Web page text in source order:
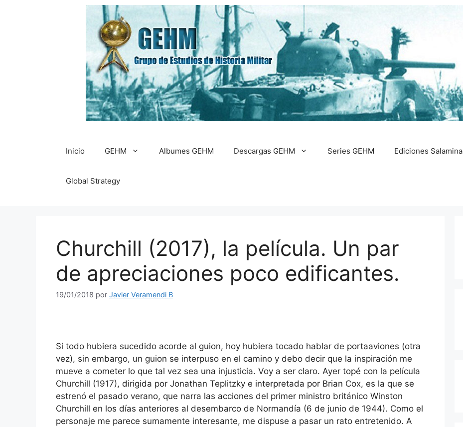
Inicio GEHM Albumes GEHM Descargas GEHM Series GEHM Ediciones Salamina
Global Strategy
Churchill (2017), la película. Un par
de apreciaciones poco edificantes.
19/01/2018 por Javier Veramendi B
Si todo hubiera sucedido acorde al guion, hoy hubiera tocado hablar de portaaviones (otra
vez), sin embargo, un guion se interpuso en el camino y debo decir que la inspiración me
mueve a cometer lo que tal vez sea una injusticia. Voy a ser claro. Ayer topé con la película
Churchill (1917), dirigida por Jonathan Teplitzky e interpretada por Brian Cox, es la que se
estrenó el pasado verano, que narra las acciones del primer ministro británico Winston
Churchill en los días anteriores al desembarco de Normandía (6 de junio de 1944). Como el
personaje me parece sumamente interesante, me dispuse a pasar un rato entretenido. A